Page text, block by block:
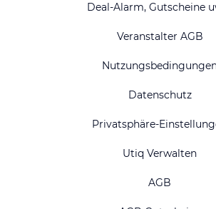
Deal-Alarm, Gutscheine
Veranstalter AGB
Datenschutz
Privatsphäre-
Utiq Verwalten
AGB